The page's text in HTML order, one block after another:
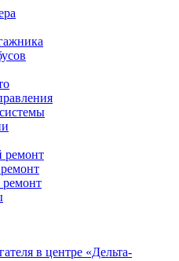
ремонт